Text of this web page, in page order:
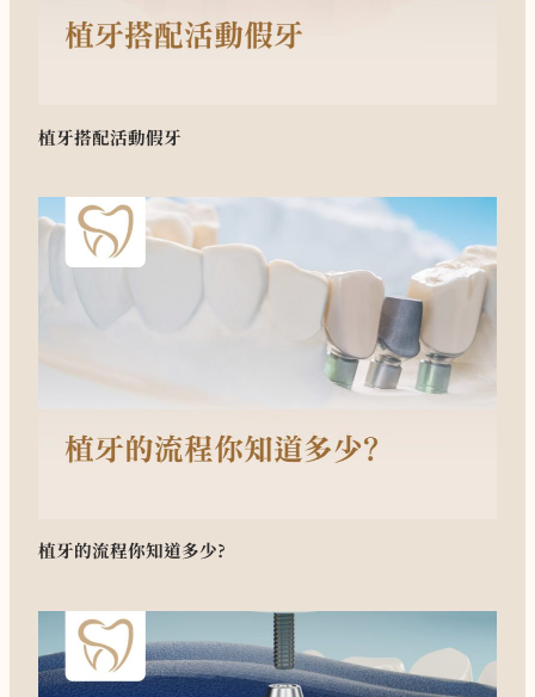
植牙搭配活動假牙
植牙的流程你知道多少?